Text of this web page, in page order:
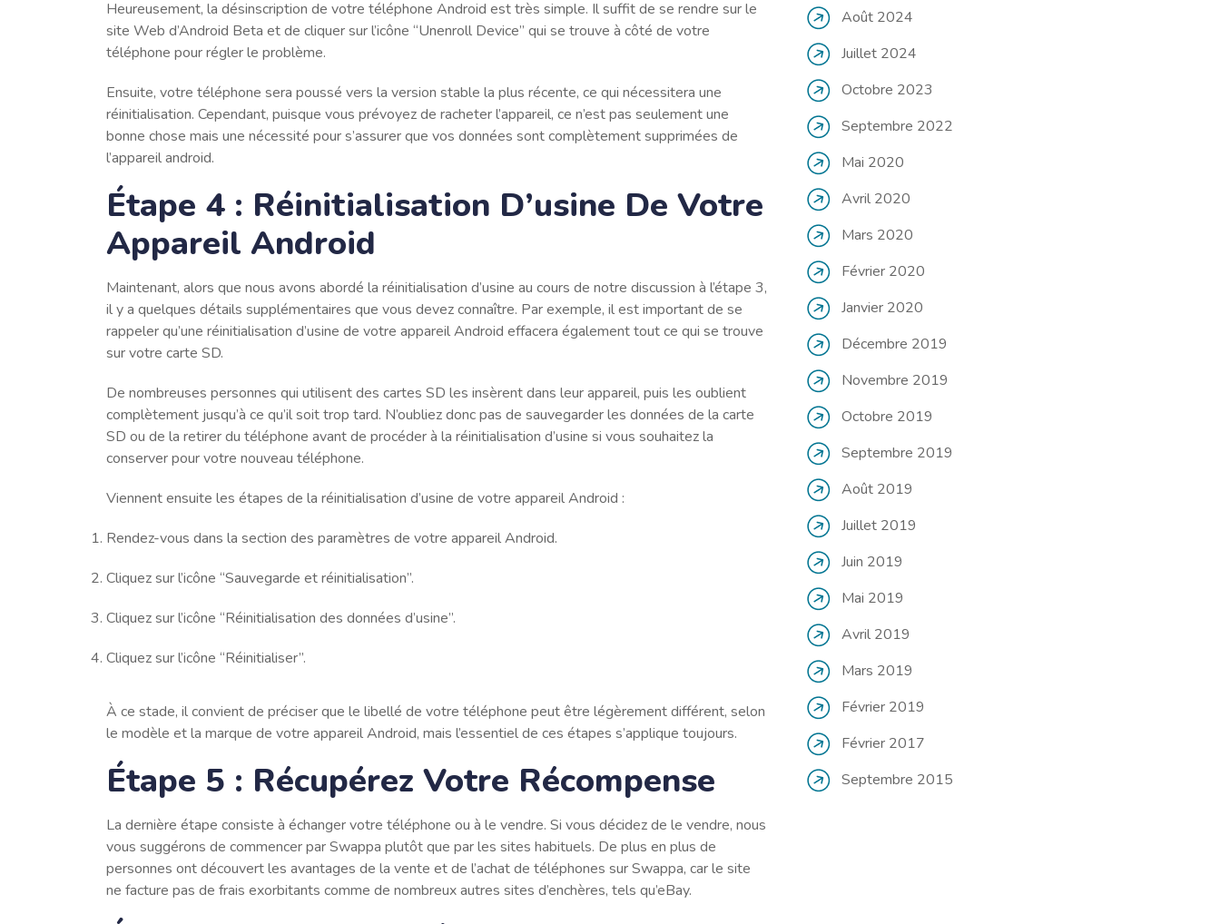
Heureusement, la désinscription de votre téléphone Android est très simple. Il suffit de se rendre sur le
site Web d’Android Beta et de cliquer sur l’icône “Unenroll Device” qui se trouve à côté de votre
téléphone pour régler le problème.
Ensuite, votre téléphone sera poussé vers la version stable la plus récente, ce qui nécessitera une
réinitialisation. Cependant, puisque vous prévoyez de racheter l’appareil, ce n’est pas seulement une
bonne chose mais une nécessité pour s’assurer que vos données sont complètement supprimées de
l’appareil android.
Étape 4 : Réinitialisation D’usine De Votre
Appareil Android
Maintenant, alors que nous avons abordé la réinitialisation d’usine au cours de notre discussion à l’étape 3,
il y a quelques détails supplémentaires que vous devez connaître. Par exemple, il est important de se
rappeler qu’une réinitialisation d’usine de votre appareil Android effacera également tout ce qui se trouve
sur votre carte SD.
De nombreuses personnes qui utilisent des cartes SD les insèrent dans leur appareil, puis les oublient
complètement jusqu’à ce qu’il soit trop tard. N’oubliez donc pas de sauvegarder les données de la carte
SD ou de la retirer du téléphone avant de procéder à la réinitialisation d’usine si vous souhaitez la
conserver pour votre nouveau téléphone.
Viennent ensuite les étapes de la réinitialisation d’usine de votre appareil Android :
Rendez-vous dans la section des paramètres de votre appareil Android.
Cliquez sur l’icône “Sauvegarde et réinitialisation”.
Cliquez sur l’icône “Réinitialisation des données d’usine”.
Cliquez sur l’icône “Réinitialiser”.
À ce stade, il convient de préciser que le libellé de votre téléphone peut être légèrement différent, selon
le modèle et la marque de votre appareil Android, mais l’essentiel de ces étapes s’applique toujours.
Étape 5 : Récupérez Votre Récompense
La dernière étape consiste à échanger votre téléphone ou à le vendre. Si vous décidez de le vendre, nous
vous suggérons de commencer par Swappa plutôt que par les sites habituels. De plus en plus de
personnes ont découvert les avantages de la vente et de l’achat de téléphones sur Swappa, car le site
ne facture pas de frais exorbitants comme de nombreux autres sites d’enchères, tels qu’eBay.
Août 2024
Juillet 2024
Octobre 2023
Septembre 2022
Mai 2020
Avril 2020
Mars 2020
Février 2020
Janvier 2020
Décembre 2019
Novembre 2019
Octobre 2019
Septembre 2019
Août 2019
Juillet 2019
Juin 2019
Mai 2019
Avril 2019
Mars 2019
Février 2019
Février 2017
Septembre 2015